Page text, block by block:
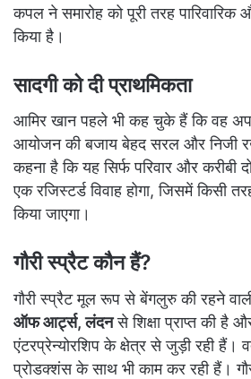
कपल ने समारोह को पूरी तरह
किया है।
सादगी को दी प्राथमिकता
आमिर खान पहले भी कह चुके हैं कि वह
आयोजन की बजाय बेहद सरल और निजी
कहना है कि यह सिर्फ परिवार और करीबी
एक रजिस्टर्ड विवाह होगा, जिसमें किसी
किया जाएगा।
गौरी स्प्रैट कौन हैं?
गौरी स्प्रैट मूल रूप से बेंगलुरु की रहने
ऑफ आर्ट्स, लंदनसे शिक्षा प्राप्त की है
एंटरप्रेन्योरशिप के क्षेत्र से जुड़ी रही हैं।
प्रोडक्शंस के साथ भी काम कर रही हैं।